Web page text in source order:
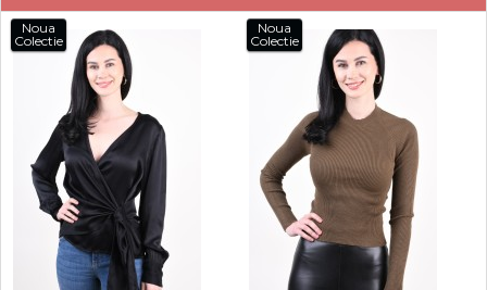
Noua
Colectie
Noua
Colectie